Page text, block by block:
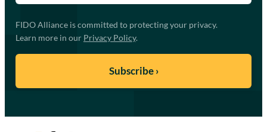
FIDO Alliance is committed to protecting your privacy.
Learn more in our Privacy Policy.